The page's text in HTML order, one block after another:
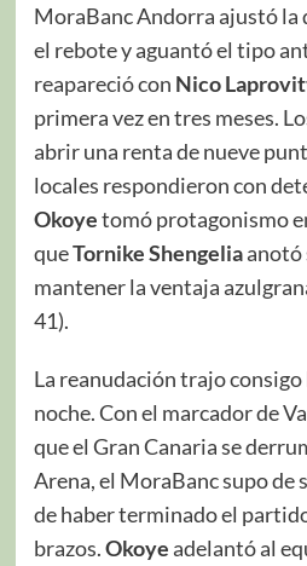
MoraBanc Andorra ajustó la
el rebote y aguantó el tipo
reapareció con Nico
primera vez en tres meses.
abrir una renta de nueve
locales respondieron con
Okoyetomó protagonismo
queTornike Shengeliaanotó
mantener la ventaja
41).
La reanudación trajo
noche. Con el marcador de
que el Gran Canaria se
Arena, el MoraBanc supo de
de haber terminado el
brazos.Okoyeadelantó al